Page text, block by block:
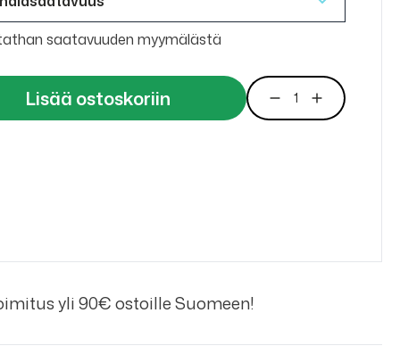
saatavuuden myymälästä
Lisää ostoskoriin
yli 90€ ostoille Suomeen!